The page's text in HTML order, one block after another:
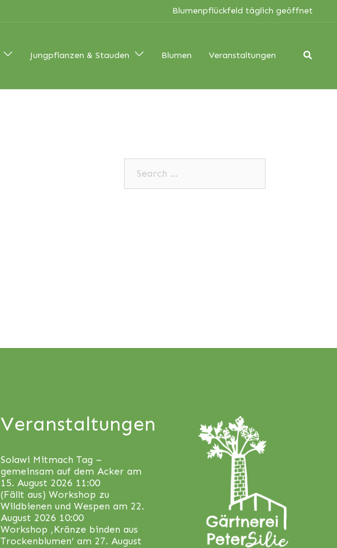
Blumenpflückfeld täglich geöffnet
Jungpflanzen & Stauden Blumen Veranstaltungen Search
Veranstaltungen
Solawi Mitmach Tag –
gemeinsam auf dem Acker am
15. August 2026 11:00
(Fällt aus) Workshop zu
Wildbienen und Wespen am 22.
August 2026 10:00
Workshop ‚Kränze binden aus
Trockenblumen‘ am 27. August